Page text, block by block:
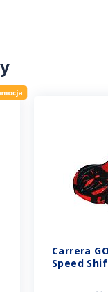
Carrera
Speed